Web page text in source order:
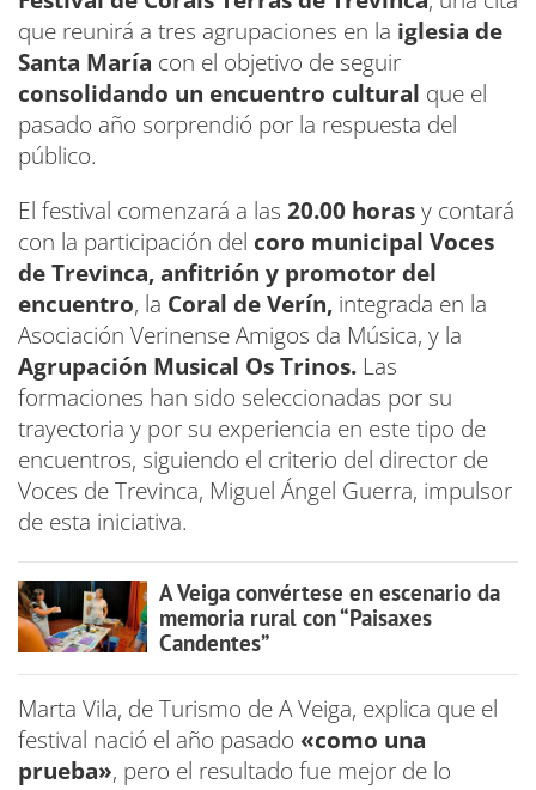
que reunirá a tres agrupaciones en la iglesia de
Santa María con el objetivo de seguir
consolidando un encuentro cultural que el
pasado año sorprendió por la respuesta del
público.
El festival comenzará a las 20.00 horasy contará
con la participación del coro municipal Voces
de Trevinca, anfitrión y promotor del
encuentro, la Coral de Verín, integrada en la
Asociación Verinense Amigos da Música, y la
Agrupación Musical Os Trinos. Las
formaciones han sido seleccionadas por su
trayectoria y por su experiencia en este tipo de
encuentros, siguiendo el criterio del director de
Voces de Trevinca, Miguel Ángel Guerra, impulsor
de esta iniciativa.
A Veiga convértese en escenario da
memoria rural con “Paisaxes
Candentes”
Marta Vila, de Turismo de A Veiga, explica que el
festival nació el año pasado «como una
prueba», pero el resultado fue mejor de lo